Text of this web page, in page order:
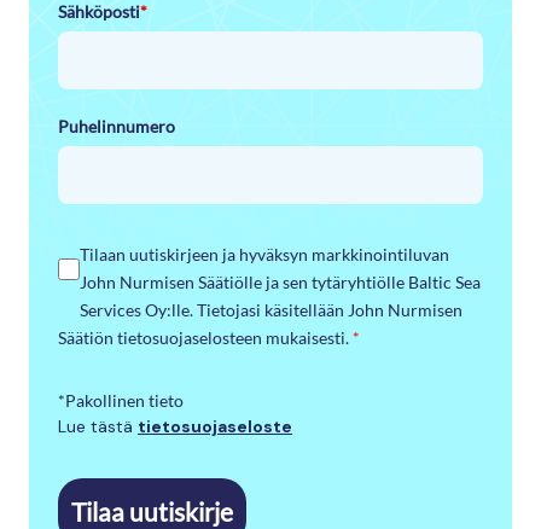
Sähköposti*
Puhelinnumero
Tilaan uutiskirjeen ja hyväksyn markkinointiluvan
John Nurmisen Säätiölle ja sen tytäryhtiölle Baltic Sea
Services Oy:lle. Tietojasi käsitellään John Nurmisen
Säätiön tietosuojaselosteen mukaisesti. *
*Pakollinen tieto
Lue tästä tietosuojaseloste
Tilaa uutiskirje